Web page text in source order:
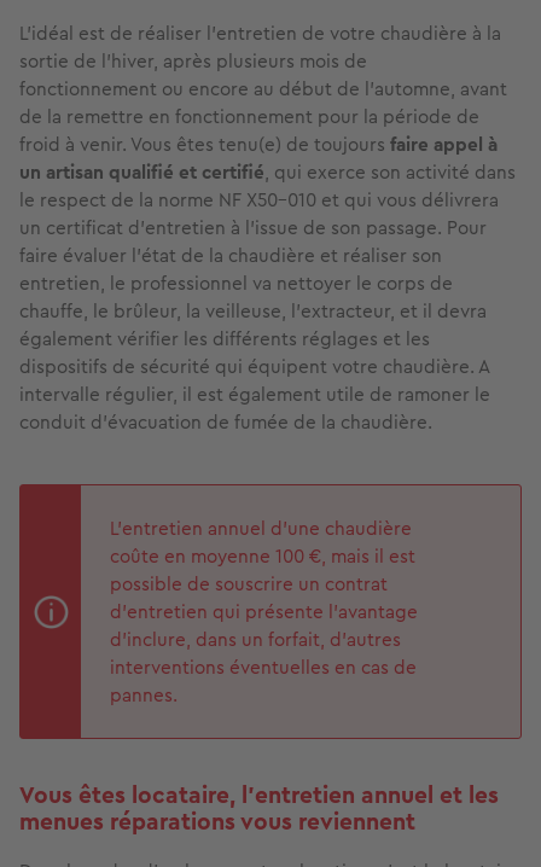
L’idéal est de réaliser l’entretien de votre chaudière à la
sortie de l’hiver, après plusieurs mois de
fonctionnement ou encore au début de l’automne, avant
de la remettre en fonctionnement pour la période de
froid à venir. Vous êtes tenu(e) de toujours faire appel à
un artisan qualifié et certifié, qui exerce son activité dans
le respect de la norme NF X50-010 et qui vous délivrera
un certificat d’entretien à l’issue de son passage. Pour
faire évaluer l’état de la chaudière et réaliser son
entretien, le professionnel va nettoyer le corps de
chauffe, le brûleur, la veilleuse, l’extracteur, et il devra
également vérifier les différents réglages et les
dispositifs de sécurité qui équipent votre chaudière. A
intervalle régulier, il est également utile de ramoner le
conduit d’évacuation de fumée de la chaudière.
L’entretien annuel d’une chaudière
coûte en moyenne 100 €, mais il est
possible de souscrire un contrat
d’entretien qui présente l’avantage
d’inclure, dans un forfait, d’autres
interventions éventuelles en cas de
pannes.
Vous êtes locataire, l’entretien annuel et les
menues réparations vous reviennent